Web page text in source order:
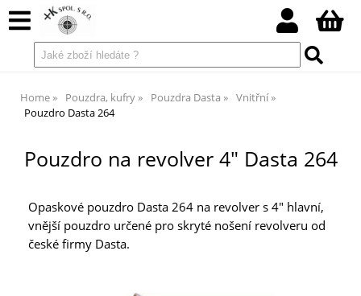
Home Pouzdra, kufry Pouzdra Dasta
Vnitřní
Pouzdro Dasta 264
Pouzdro na revolver 4" Dasta 264
Opaskové pouzdro Dasta 264 na revolver s 4" hlavní,
vnější pouzdro určené pro skryté nošení revolveru od
české firmy Dasta.